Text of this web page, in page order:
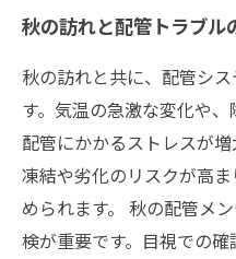
秋の訪れと配管トラブル
秋の訪れと共に、配管シ
す。気温の急激な変化や、
配管にかかるストレスが増
凍結や劣化のリスクが高
められます。 秋の配管メ
検が重要です。目視での